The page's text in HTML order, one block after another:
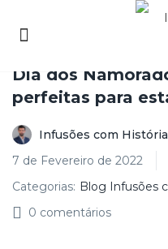
Dia dos
perfeitas para
Infusões com História
7 de Fevereiro de 2022
Categorias: Blog Infusões
0 comentários